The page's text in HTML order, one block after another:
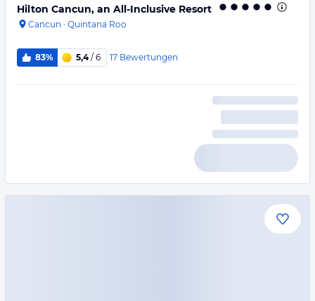
Hilton Cancun, an All-Inclusive Resort
Cancun · Quintana Roo
83% 5,4/ 6 17 Bewertungen